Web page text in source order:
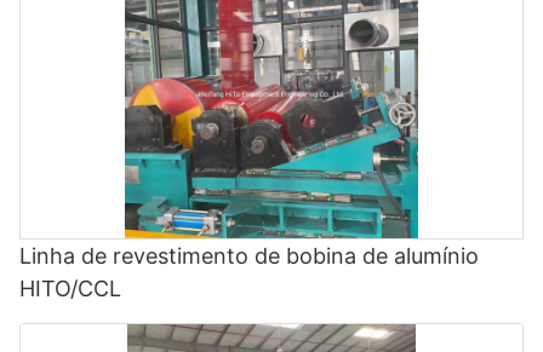
Linha de revestimento de bobina de alumínio
HITO/CCL